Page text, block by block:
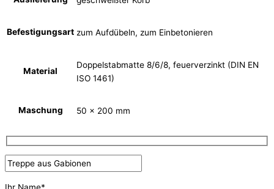
Befestigungsart zum Aufdübeln, zum Einbetonieren
Material
Doppelstabmatte 8/6/8, feuerverzinkt (DIN EN
ISO 1461)
Maschung 50 x 200 mm
Ihr Name*